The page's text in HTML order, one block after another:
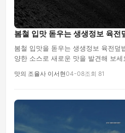
봄철 입맛 돋우는 생생정보 육전
봄철 입맛을 돋우는 생생정보 육전덮
양한 소스로 새로운 맛을 발견해 보
맛의 조율사 이서현04-08조회 81